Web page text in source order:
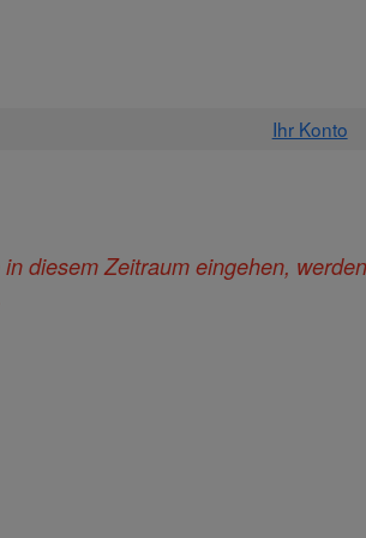
Ihr Konto
diesem Zeitraum eingehen,